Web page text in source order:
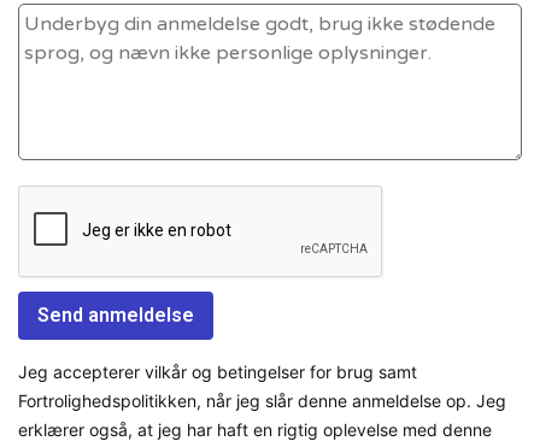
Jeg accepterer vilkår og betingelser for brug samt
Fortrolighedspolitikken, når jeg slår denne anmeldelse op. Jeg
erklærer også, at jeg har haft en rigtig oplevelse med denne